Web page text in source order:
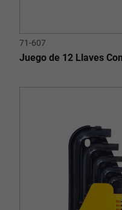
71-607
Juego de 12 Llaves